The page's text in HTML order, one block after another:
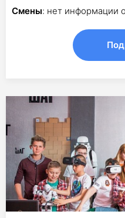
Смены: нет информации